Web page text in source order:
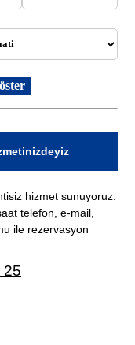
hizmet sunuyoruz.
telefon, e-mail,
ile rezervasyon
25